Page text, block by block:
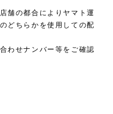
舗の都合によりヤマト運
どちらかを使用しての配
わせナンバー等をご確認